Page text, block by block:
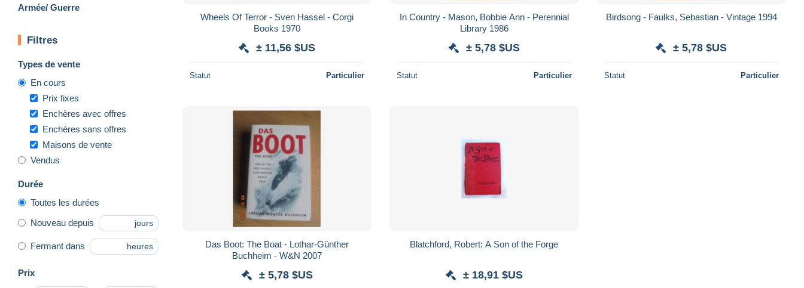
Armée/ Guerre
Filtres
Types de vente
En cours
Prix fixes
Enchères avec offres
Enchères sans offres
Maisons de vente
Vendus
Durée
Toutes les durées
Nouveau depuis jours
Fermant dans heures
Prix
Wheels Of Terror - Sven Hassel - Corgi
Books 1970
± 11,56 $US
Statut Particulier
In Country - Mason, Bobbie Ann - Perennial
Library 1986
± 5,78 $US
Statut Particulier
Birdsong - Faulks, Sebastian - Vintage 1994
± 5,78 $US
Statut Particulier
Das Boot: The Boat - Lothar-Günther
Buchheim - W&N 2007
± 5,78 $US
Blatchford, Robert: A Son of the Forge
± 18,91 $US